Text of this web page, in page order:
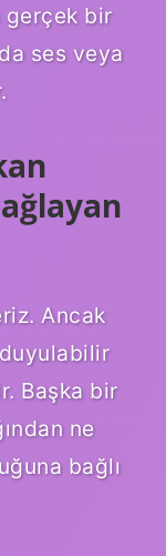
gerçek bir
ses veya
Ancak
Başka bir
ne
bağlı